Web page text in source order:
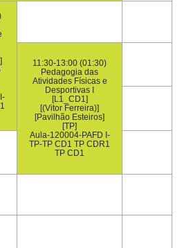
11:30-13:00 (01:30)
Pedagogia das
Atividades Físicas e
Desportivas I
[L1_CD1]
[(Vitor Ferreira)]
[Pavilhão Esteiros]
[TP]
Aula-120004-PAFD I-
TP-TP CD1 TP CDR1
TP CD1